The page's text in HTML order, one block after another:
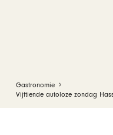
Gastronomie
Vijftiende autoloze zondag